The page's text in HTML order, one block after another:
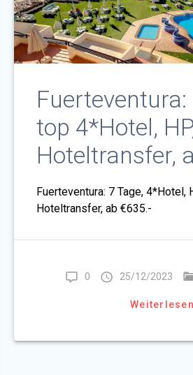
Fuerteventura:
top 4*Hotel,
Hoteltransfer,
Fuerteventura: 7 Tage, 4*Hotel,
Hoteltransfer, ab €635.-
0 25/12/2023
Weiterlesen